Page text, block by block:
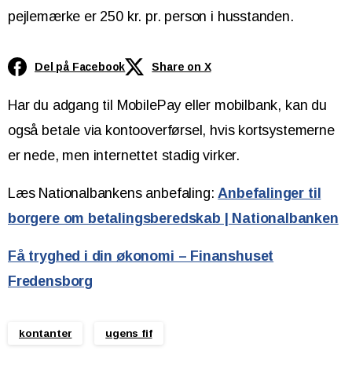
pejlemærke er 250 kr. pr. person i husstanden.
Del på Facebook Share on X
Har du adgang til MobilePay eller mobilbank, kan du
også betale via kontooverførsel, hvis kortsystemerne
er nede, men internettet stadig virker.
Læs Nationalbankens anbefaling: Anbefalinger til
borgere om betalingsberedskab | Nationalbanken
Få tryghed i din økonomi – Finanshuset
Fredensborg
kontanter ugens fif